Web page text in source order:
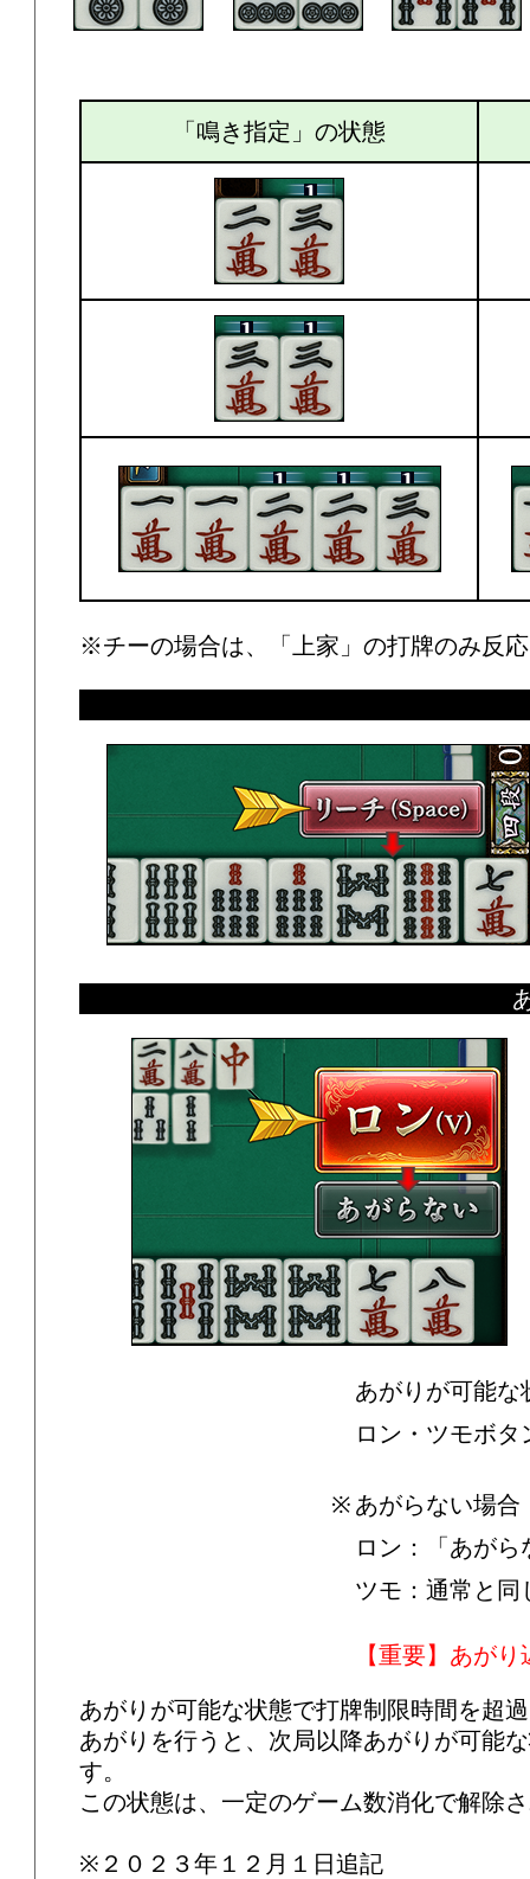
「鳴き指定」の状態
※チーの場合は、「上家」の打牌のみ反
あがりが可能な
ロン・ツモボ
あがらない場合
ロン：「あが
ツモ：通常と同
【重要】あが
あがりが可能な状態で打牌制限時間を超
あがりを行うと、次局以降あがりが可能
す。
この状態は、一定のゲーム数消化で解除
※２０２３年１２月１日追記